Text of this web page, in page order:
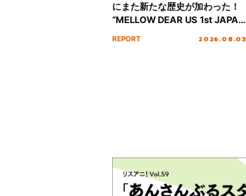
にまた新たな歴史が加わった！
“MELLOW DEAR US 1st JAPAN
REPORT 2026.08.03